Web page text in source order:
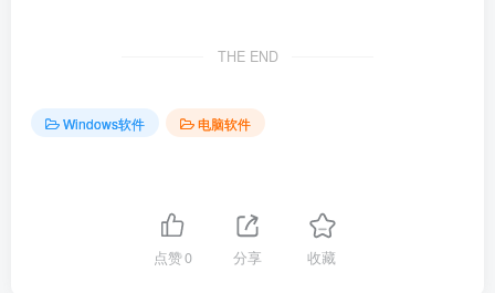
THE END
Windows软件 电脑软件
点赞0 分享 收藏